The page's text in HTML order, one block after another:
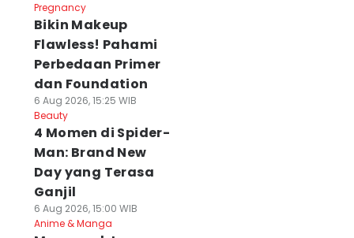
Pregnancy
Bikin Makeup
Flawless! Pahami
Perbedaan Primer
dan Foundation
6 Aug 2026, 15:25 WIB
Beauty
4 Momen di Spider-
Man: Brand New
Day yang Terasa
Ganjil
6 Aug 2026, 15:00 WIB
Anime & Manga